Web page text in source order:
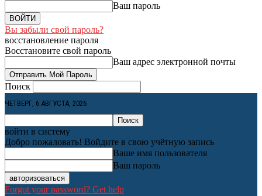
Ваш пароль
Вы забыли свой пароль?
восстановление пароля
Восстановите свой пароль
Ваш адрес электронной почты
Поиск
ЧЕТВЕРГ, 6 АВГУСТА, 2026
войти в систему
Добро пожаловать! Войдите в свою учётную запись
Ваше имя пользователя
Ваш пароль
Forgot your password? Get help